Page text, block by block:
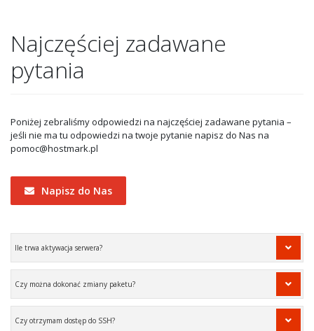
Najczęściej zadawane
pytania
Poniżej zebraliśmy odpowiedzi na najczęściej zadawane pytania –
jeśli nie ma tu odpowiedzi na twoje pytanie napisz do Nas na
pomoc@hostmark.pl
Napisz do Nas
Ile trwa aktywacja serwera?
Czy można dokonać zmiany paketu?
Czy otrzymam dostęp do SSH?